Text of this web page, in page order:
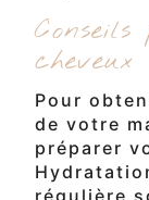
cheveux
Pour
de votre
préparer